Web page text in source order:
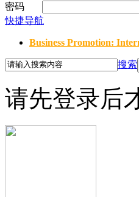
密码
快捷导航
Business Promotion:
搜索
请先登录后